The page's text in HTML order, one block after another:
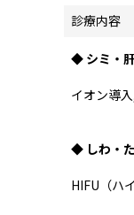
診療内容
◆ シミ・
イオン導
◆ しわ・
HIFU（ハ